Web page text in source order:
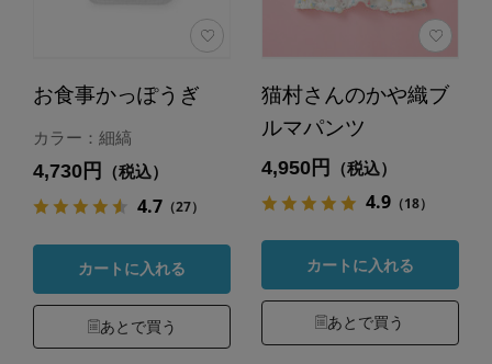
お食事かっぽうぎ
カラー：細縞
4,730円 （税込）
4.7（27）
カートに入れる
あとで買う
猫村さんのかや織ブ
ルマパンツ
4,950円 （税込）
4.9（18）
カートに入れる
あとで買う